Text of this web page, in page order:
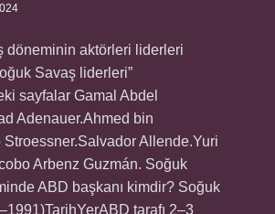
döneminin aktörleri liderleri
Savaş liderleri”
sayfalar Gamal Abdel
Adenauer.Ahmed bin
Stroessner.Salvador Allende.Yuri
Arbenz Guzmán. Soğuk
ABD başkanı kimdir? Soğuk
tarafı 2–3